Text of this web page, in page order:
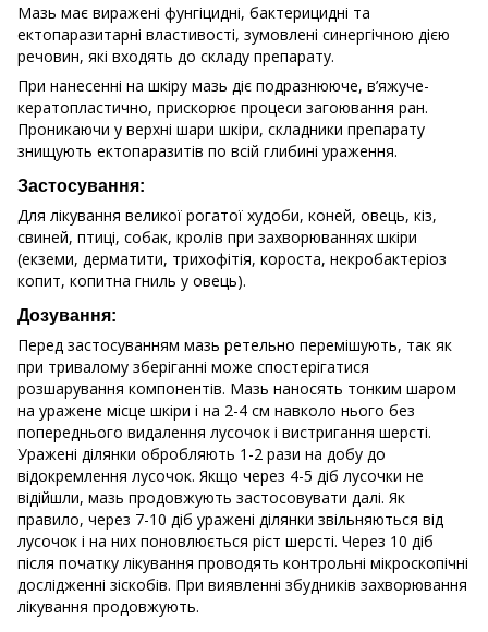
Мазь має виражені фунгіцидні, бактерицидні та
ектопаразитарні властивості, зумовлені синергічною дією
речовин, які входять до складу препарату.
При нанесенні на шкіру мазь діє подразнююче, в’яжуче-
кератопластично, прискорює процеси загоювання ран.
Проникаючи у верхні шари шкіри, складники препарату
знищують ектопаразитів по всій глибині ураження.
Застосування:
Для лікування великої рогатої худоби, коней, овець, кіз,
свиней, птиці, собак, кролів при захворюваннях шкіри
(екземи, дерматити, трихофітія, короста, некробактеріоз
копит, копитна гниль у овець).
Дозування:
Перед застосуванням мазь ретельно перемішують, так як
при тривалому зберіганні може спостерігатися
розшарування компонентів. Мазь наносять тонким шаром
на уражене місце шкіри і на 2-4 см навколо нього без
попереднього видалення лусочок і вистригання шерсті.
Уражені ділянки обробляють 1-2 рази на добу до
відокремлення лусочок. Якщо через 4-5 діб лусочки не
відійшли, мазь продовжують застосовувати далі. Як
правило, через 7-10 діб уражені ділянки звільняються від
лусочок і на них поновлюється ріст шерсті. Через 10 діб
після початку лікування проводять контрольні мікроскопічні
дослідженні зіскобів. При виявленні збудників захворювання
лікування продовжують.